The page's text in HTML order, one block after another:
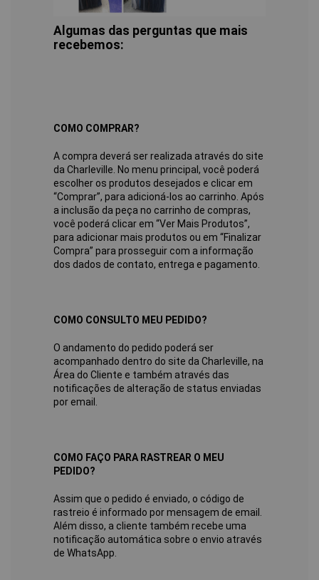
Algumas das perguntas que mais
recebemos:
COMO COMPRAR?
A compra deverá ser realizada através do site
da Charleville. No menu principal, você poderá
escolher os produtos desejados e clicar em
“Comprar”, para adicioná-los ao carrinho. Após
a inclusão da peça no carrinho de compras,
você poderá clicar em “Ver Mais Produtos”,
para adicionar mais produtos ou em “Finalizar
Compra” para prosseguir com a informação
dos dados de contato, entrega e pagamento.
COMO CONSULTO MEU PEDIDO?
O andamento do pedido poderá ser
acompanhado dentro do site da Charleville, na
Área do Cliente e também através das
notificações de alteração de status enviadas
por email.
COMO FAÇO PARA RASTREAR O MEU
PEDIDO?
Assim que o pedido é enviado, o código de
rastreio é informado por mensagem de email.
Além disso, a cliente também recebe uma
notificação automática sobre o envio através
de WhatsApp.